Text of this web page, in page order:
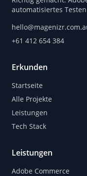
automatisiertes
+61 412 654 384
Erkunden
Startseite
Alle Projekte
Leistungen
Tech Stack
Leistungen
Adobe Commerce